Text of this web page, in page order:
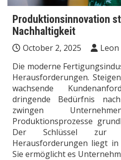
Produktionsinnovation
Nachhaltigkeit
October 2, 2025
Leon
Die moderne
Herausforderungen.
wachsende
dringende Bedürfnis
zwingen
Produktionsprozesse
Der Schlüssel zur
Herausforderungen liegt in
Sie ermöglicht es